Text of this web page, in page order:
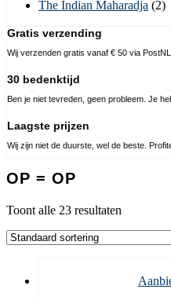
The Indian Maharadja (2)
Gratis verzending
Wij verzenden gratis vanaf € 50 via PostNL.
30 bedenktijd
Ben je niet tevreden, geen probleem. Je
Laagste prijzen
Wij zijn niet de duurste, wel de beste.
OP = OP
Toont alle 23 resultaten